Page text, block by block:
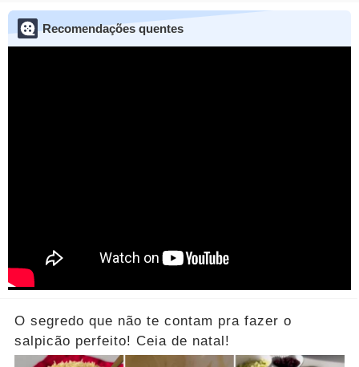
Recomendações quentes
O segredo que não te contam pra fazer o
salpicão perfeito! Ceia de natal!